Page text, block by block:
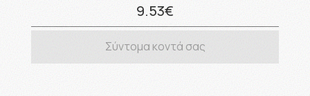
9.53€
Σύντομα κοντά σας